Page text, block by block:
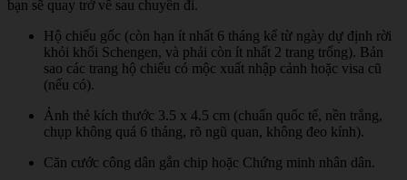
bạn sẽ quay trở về sau chuyến đi.
Hộ chiếu gốc (còn hạn ít nhất 6 tháng kể từ ngày dự định rời
khỏi khối Schengen, và phải còn ít nhất 2 trang trống). Bản
sao các trang hộ chiếu có mộc xuất nhập cảnh hoặc visa cũ
(nếu có).
Ảnh thẻ kích thước 3.5 x 4.5 cm (chuẩn quốc tế, nền trắng,
chụp không quá 6 tháng, rõ ngũ quan, không đeo kính).
Căn cước công dân gắn chip hoặc Chứng minh nhân dân.